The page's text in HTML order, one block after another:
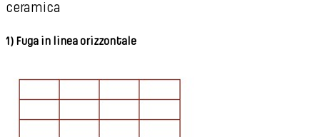
ceramica
1) Fuga in linea orizzontale